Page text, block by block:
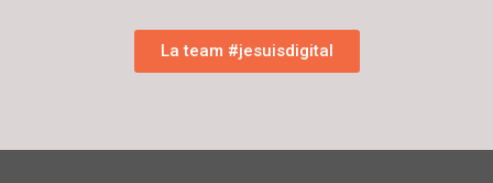
La team #jesuisdigital